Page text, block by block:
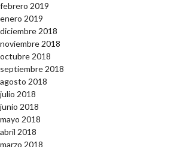
febrero 2019
enero 2019
diciembre 2018
noviembre 2018
octubre 2018
septiembre 2018
agosto 2018
julio 2018
junio 2018
mayo 2018
abril 2018
marzo 2018